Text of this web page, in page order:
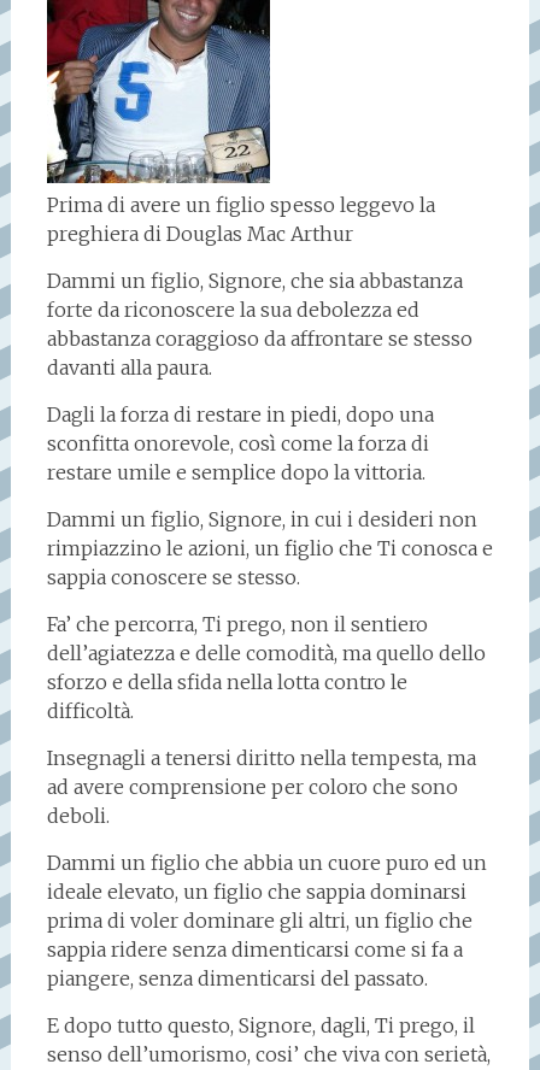
Prima di avere un figlio spesso leggevo la
preghiera di Douglas Mac Arthur
Dammi un figlio, Signore, che sia abbastanza
forte da riconoscere la sua debolezza ed
abbastanza coraggioso da affrontare se stesso
davanti alla paura.
Dagli la forza di restare in piedi, dopo una
sconfitta onorevole, così come la forza di
restare umile e semplice dopo la vittoria.
Dammi un figlio, Signore, in cui i desideri non
rimpiazzino le azioni, un figlio che Ti conosca e
sappia conoscere se stesso.
Fa’ che percorra, Ti prego, non il sentiero
dell’agiatezza e delle comodità, ma quello dello
sforzo e della sfida nella lotta contro le
difficoltà.
Insegnagli a tenersi diritto nella tempesta, ma
ad avere comprensione per coloro che sono
deboli.
Dammi un figlio che abbia un cuore puro ed un
ideale elevato, un figlio che sappia dominarsi
prima di voler dominare gli altri, un figlio che
sappia ridere senza dimenticarsi come si fa a
piangere, senza dimenticarsi del passato.
E dopo tutto questo, Signore, dagli, Ti prego, il
senso dell’umorismo, cosi’ che viva con serietà,